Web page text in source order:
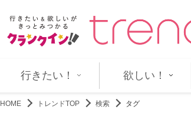
『角醒ハンター オメガホーン』第3
行きたい！ 欲しい！
HOME トレンドTOP 検索 タグ